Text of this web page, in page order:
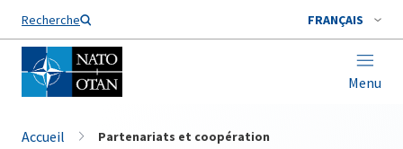
Recherche FRANÇAIS
Menu
Nom de famille*
Accueil Partenariats et coopération